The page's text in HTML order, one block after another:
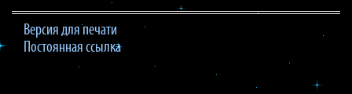
Версия для печати
Постоянная ссылка